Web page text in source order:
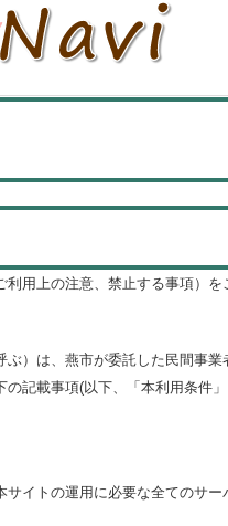
用上の注意、禁止する事項）を
）は、燕市が委託した民間事業
記載事項(以下、「本利用条件
イトの運用に必要な全てのサ